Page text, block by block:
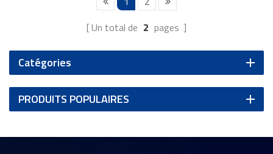
Un total de 2 pages
Catégories
PRODUITS POPULAIRES